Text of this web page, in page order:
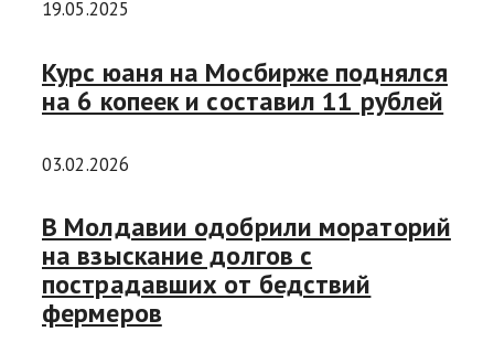
19.05.2025
Курс юаня на Мосбирже поднялся
на 6 копеек и составил 11 рублей
03.02.2026
В Молдавии одобрили мораторий
на взыскание долгов с
пострадавших от бедствий
фермеров